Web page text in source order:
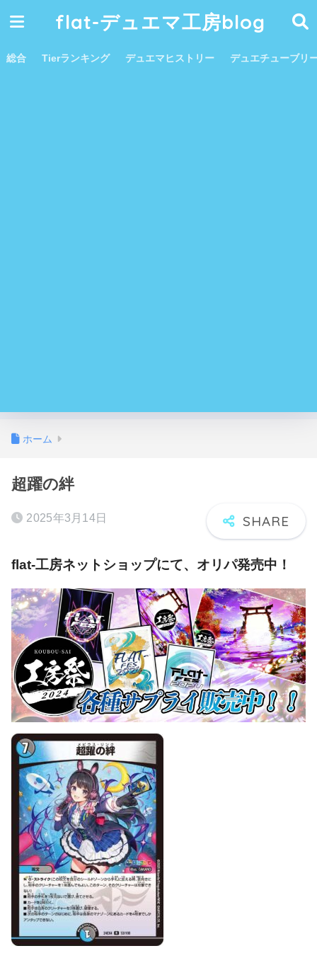
flat-デュエマ工房blog
総合 Tierランキング デュエマヒストリー デュエチューブリ
ホーム
超躍の絆
2025年3月14日
flat-工房ネットショップにて、オリパ発売中！